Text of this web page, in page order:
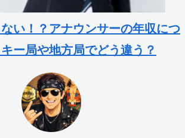
い！？アナウンサーの年収につ
ー局や地方局でどう違う？